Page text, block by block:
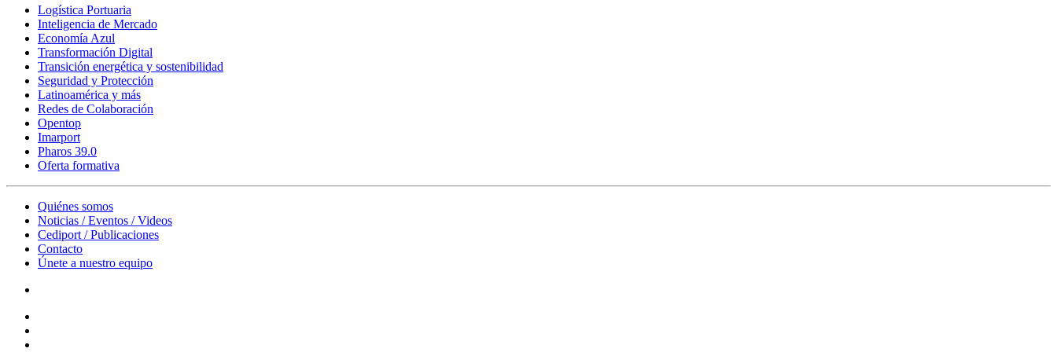
Logística Portuaria
Inteligencia de Mercado
Economía Azul
Transformación Digital
Transición energética y sostenibilidad
Seguridad y Protección
Latinoamérica y más
Redes de Colaboración
Opentop
Imarport
Pharos 39.0
Oferta formativa
Quiénes somos
Noticias / Eventos / Videos
Cediport / Publicaciones
Contacto
Únete a nuestro equipo